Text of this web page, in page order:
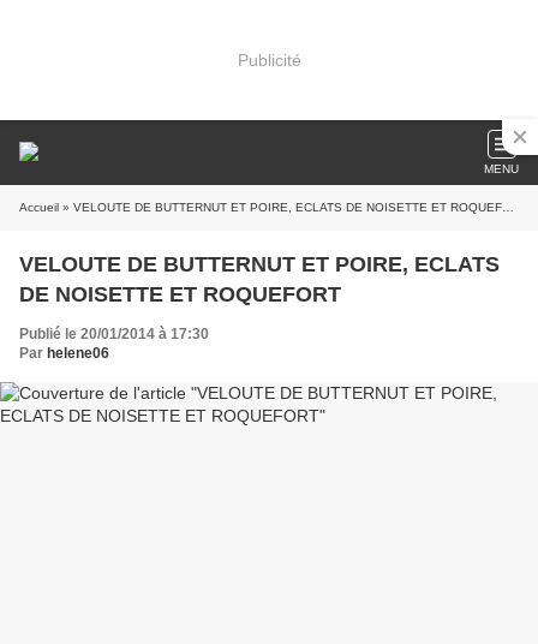
Publicité
MENU
Accueil » VELOUTE DE BUTTERNUT ET POIRE, ECLATS DE NOISETTE ET ROQUEFORT
VELOUTE DE BUTTERNUT ET POIRE, ECLATS
DE NOISETTE ET ROQUEFORT
Publié le 20/01/2014 à 17:30
Par helene06